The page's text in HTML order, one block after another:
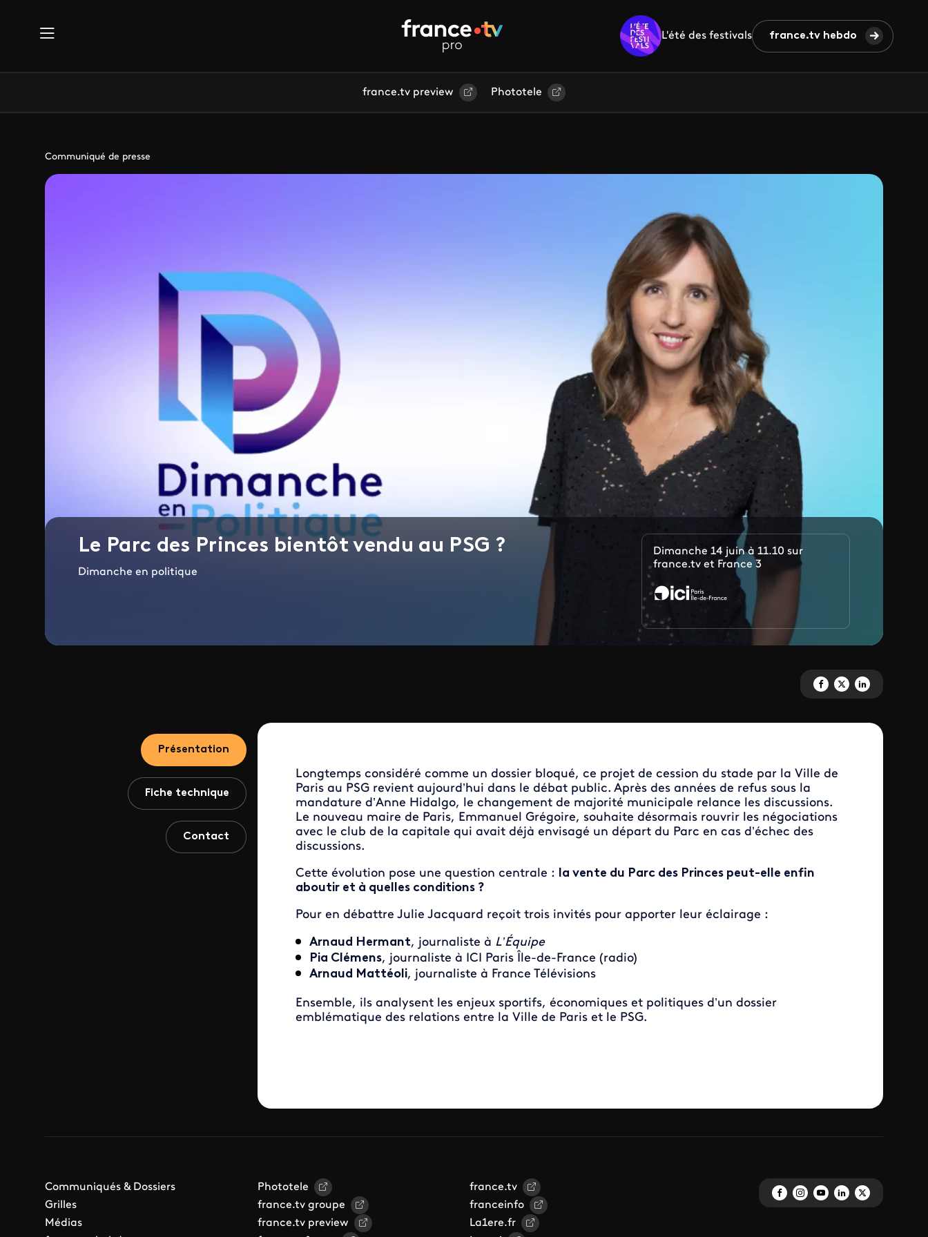
L'été des festivals france.tv hebdo
france.tv preview Phototele
Communiqué de presse
Le Parc des Princes bientôt vendu au PSG ?
Dimanche en politique
Dimanche 14 juin à 11.10 sur
france.tv et France 3
Partagez 'Le Parc des Princes
Partagez 'Le Parc des
Partagez 'Le Parc
Présentation
Fiche technique
Contact
Longtemps considéré comme un dossier bloqué, ce projet de cession du stade par la Ville de
Paris au PSG revient aujourd’hui dans le débat public. Après des années de refus sous la
mandature d’Anne Hidalgo, le changement de majorité municipale relance les discussions.
Le nouveau maire de Paris, Emmanuel Grégoire, souhaite désormais rouvrir les négociations
avec le club de la capitale qui avait déjà envisagé un départ du Parc en cas d’échec des
discussions.
Cette évolution pose une question centrale : la vente du Parc des Princes peut-elle enfin
aboutir et à quelles conditions ?
Pour en débattre Julie Jacquard reçoit trois invités pour apporter leur éclairage :
Arnaud Hermant, journaliste à L’Équipe
Pia Clémens, journaliste à ICI Paris Île-de-France (radio)
Arnaud Mattéoli, journaliste à France Télévisions
Ensemble, ils analysent les enjeux sportifs, économiques et politiques d’un dossier
emblématique des relations entre la Ville de Paris et le PSG.
Communiqués & Dossiers
Grilles
Médias
Phototele
france.tv groupe
france.tv preview
france.tv
franceinfo
La1ere.fr